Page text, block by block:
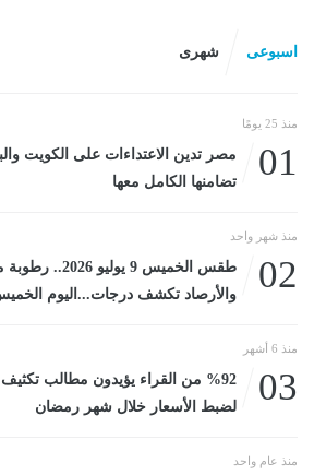
اسبوعى شهرى
منذ 25 يومًا
01
مصر تدين الاعتداءات على الكويت
تضامنها الكامل معها
منذ شهر واحد
02
طقس الخميس 9
والأرصاد تكشف درجات...اليوم الخميس، 9 يوليو 2026
منذ 6 أشهر
03
%92 من القراء يؤيدون مطالب
لضبط الأسعار خلال شهر رمضان
منذ عام واحد